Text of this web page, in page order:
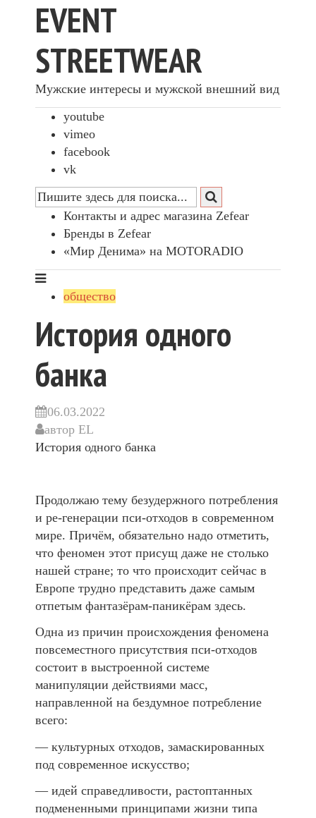
EVENT
STREETWEAR
Мужские интересы и мужской внешний вид
youtube
vimeo
facebook
vk
Контакты и адрес магазина Zefear
Бренды в Zefear
«Мир Денима» на MOTORADIO
общество
История одного
банка
06.03.2022
автор EL
История одного банка
Продолжаю тему безудержного потребления
и ре-генерации пси-отходов в современном
мире. Причём, обязательно надо отметить,
что феномен этот присущ даже не столько
нашей стране; то что происходит сейчас в
Европе трудно представить даже самым
отпетым фантазёрам-паникёрам здесь.
Одна из причин происхождения феномена
повсеместного присутствия пси-отходов
состоит в выстроенной системе
манипуляции действиями масс,
направленной на бездумное потребление
всего:
— культурных отходов, замаскированных
под современное искусство;
— идей справедливости, растоптанных
подмененными принципами жизни типа